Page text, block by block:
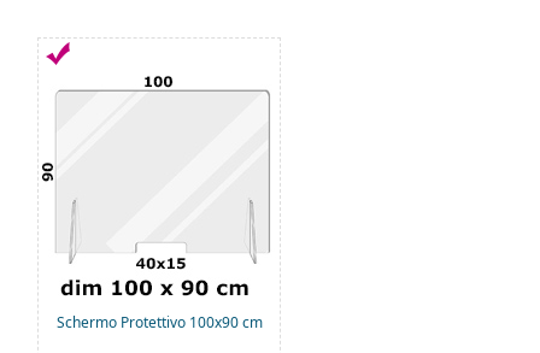
Schermo Protettivo 100x90 cm